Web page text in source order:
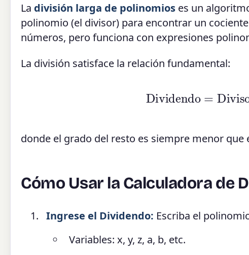
La división larga de polinomios es un
polinomio (el divisor) para encontrar un
números, pero funciona con expresiones
La división satisface la relación fundamental:
Dividendo=
donde el grado del resto es siempre menor que
Cómo Usar la Calculadora de
Ingrese el Dividendo: Escriba el
Variables: x, y, z, a, b, etc.